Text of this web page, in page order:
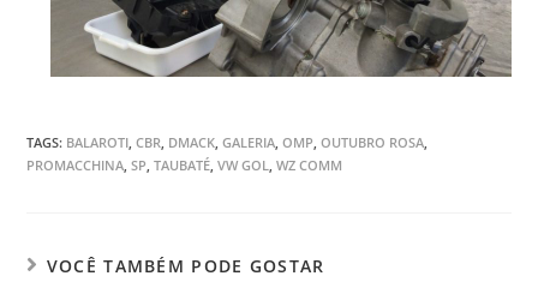
TAGS: BALAROTI CBR DMACK GALERIA OMP OUTUBRO ROSA
PROMACCHINA SP TAUBATÉ VW GOL WZ COMM
VOCÊ TAMBÉM PODE GOSTAR